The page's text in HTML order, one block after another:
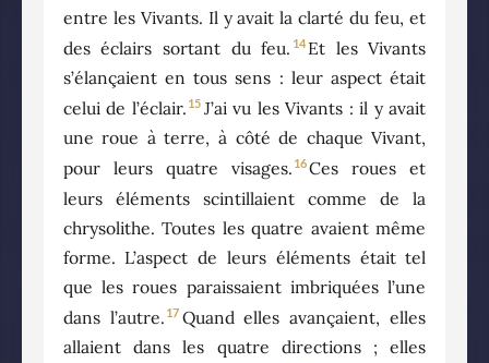
entre les Vivants. Il y avait la clarté du feu, et
des éclairs sortant du feu. 14 Et les Vivants
s’élançaient en tous sens : leur aspect était
celui de l’éclair. 15 J’ai vu les Vivants : il y avait
une roue à terre, à côté de chaque Vivant,
pour leurs quatre visages. 16Ces roues et
leurs éléments scintillaient comme de la
chrysolithe. Toutes les quatre avaient même
forme. L’aspect de leurs éléments était tel
que les roues paraissaient imbriquées l’une
dans l’autre. 17 Quand elles avançaient, elles
allaient dans les quatre directions ; elles